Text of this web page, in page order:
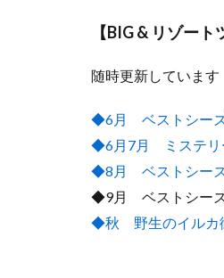
【BIG & リゾート
随時更新していま
◆6月 ベストシー
◆6月7月 ミステリ
◆8月 ベストシー
◆9月 ベストシー
◆秋 野生のイルカ